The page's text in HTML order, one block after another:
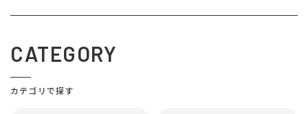
CATEGORY
カテゴリで探す